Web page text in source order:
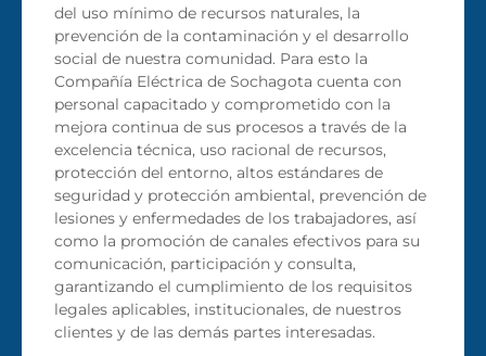
del uso mínimo de recursos naturales, la
prevención de la contaminación y el desarrollo
social de nuestra comunidad. Para esto la
Compañía Eléctrica de Sochagota cuenta con
personal capacitado y comprometido con la
mejora continua de sus procesos a través de la
excelencia técnica, uso racional de recursos,
protección del entorno, altos estándares de
seguridad y protección ambiental, prevención de
lesiones y enfermedades de los trabajadores, así
como la promoción de canales efectivos para su
comunicación, participación y consulta,
garantizando el cumplimiento de los requisitos
legales aplicables, institucionales, de nuestros
clientes y de las demás partes interesadas.